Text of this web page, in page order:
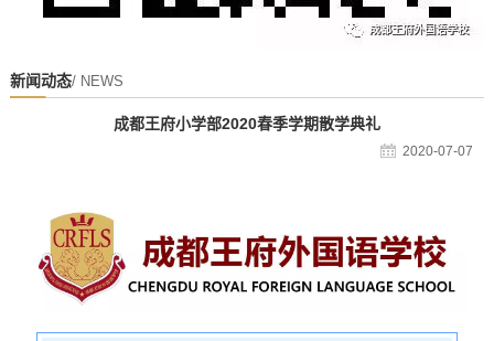
新闻动态/ NEWS
成都王府小学部2020春季学期散学典礼
2020-07-07